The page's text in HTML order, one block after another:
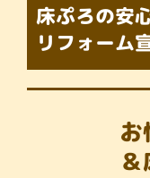
床ぷろの安
リフォーム